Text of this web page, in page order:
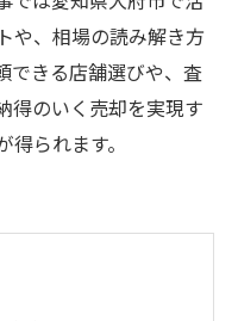
や、相場の読み解き方
できる店舗選びや、査
得のいく売却を実現す
られます。